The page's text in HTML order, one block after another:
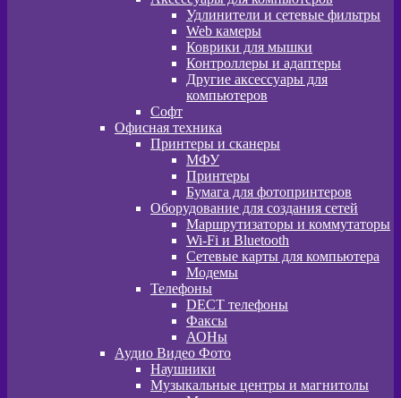
Удлинители и сетевые фильтры
Web камеры
Коврики для мышки
Контроллеры и адаптеры
Другие аксессуары для
компьютеров
Софт
Офисная техника
Принтеры и сканеры
МФУ
Принтеры
Бумага для фотопринтеров
Оборудование для создания сетей
Маршрутизаторы и коммутаторы
Wi-Fi и Bluetooth
Сетевые карты для компьютера
Модемы
Телефоны
DECT телефоны
Факсы
АОНы
Аудио Видео Фото
Наушники
Музыкальные центры и магнитолы